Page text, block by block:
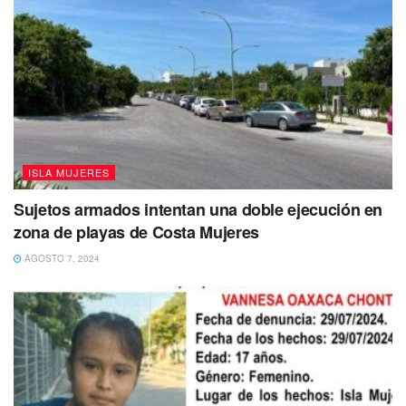
jóvenes tienen algún trastorno mental.
Como parte de una estrategia para dar un
acompañamiento psicológico a los jóvenes durante la
pandemia, se creó el programa Contacto Joven, un
servicio gratuito, confidencial, que se brinda a través de
WhatsApp creado gracias a la alianza entre el Instituto
Mexicano de la Juventud (Imjuve), la SSA y el Fondo de
las Naciones Unidas para la Infancia, Unicef.
ISLA MUJERES
Sujetos armados intentan una doble ejecución en
zona de playas de Costa Mujeres
AGOSTO 7, 2024